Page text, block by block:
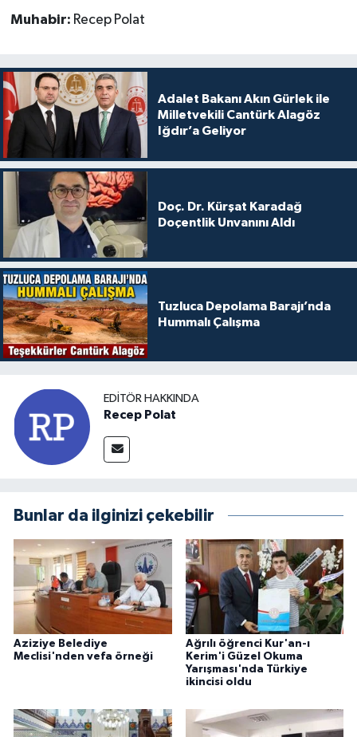
Muhabir: Recep Polat
Adalet Bakanı Akın Gürlek ile
Milletvekili Cantürk Alagöz
Iğdır’a Geliyor
Doç. Dr. Kürşat Karadağ
Doçentlik Unvanını Aldı
Tuzluca Depolama Barajı’nda
Hummalı Çalışma
EDITÖR HAKKINDA
Recep Polat
Bunlar da ilginizi çekebilir
Aziziye Belediye
Meclisi'nden vefa örneği
Ağrılı öğrenci Kur'an-ı
Kerim'i Güzel Okuma
Yarışması'nda Türkiye
ikincisi oldu